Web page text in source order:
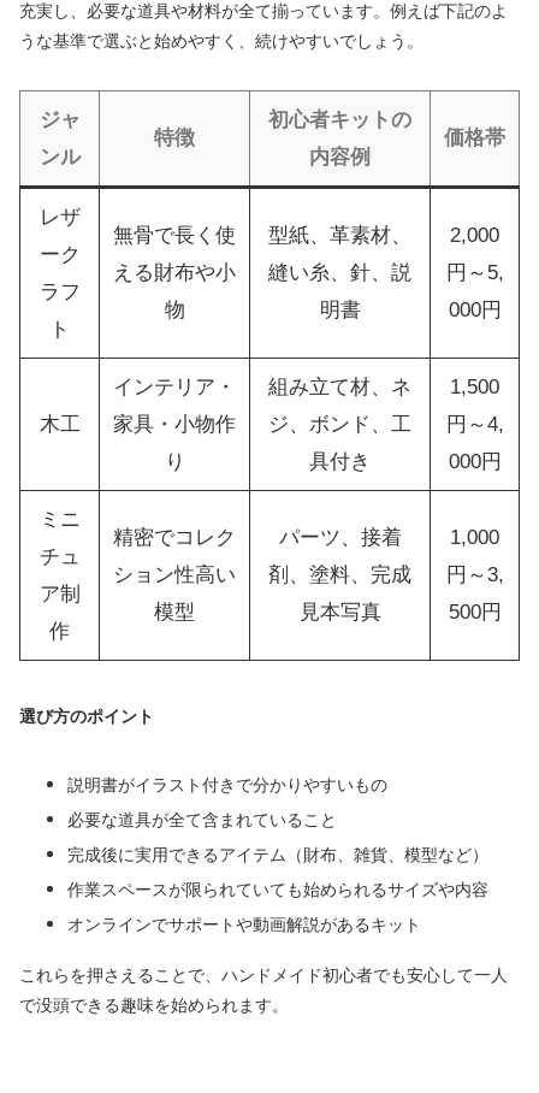
充実し、必要な道具や材料が全て揃っています。例えば下記のよ
うな基準で選ぶと始めやすく、続けやすいでしょう。
ジャ
ンル
特徴
初心者キットの
内容例
価格帯
レザ
ーク
ラフ
ト
無骨で長く使
える財布や小
物
型紙、革素材、
縫い糸、針、説
明書
2,000
円～5,
000円
木工
インテリア・
家具・小物作
り
組み立て材、ネ
ジ、ボンド、工
具付き
1,500
円～4,
000円
ミニ
チュ
ア制
作
精密でコレク
ション性高い
模型
パーツ、接着
剤、塗料、完成
見本写真
1,000
円～3,
500円
選び方のポイント
説明書がイラスト付きで分かりやすいもの
必要な道具が全て含まれていること
完成後に実用できるアイテム（財布、雑貨、模型など）
作業スペースが限られていても始められるサイズや内容
オンラインでサポートや動画解説があるキット
これらを押さえることで、ハンドメイド初心者でも安心して一人
で没頭できる趣味を始められます。